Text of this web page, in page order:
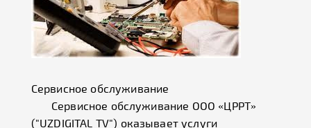
Сервисное обслуживание
Сервисное обслуживание ООО «ЦРРТ»
("UZDIGITAL TV") оказывает услуги